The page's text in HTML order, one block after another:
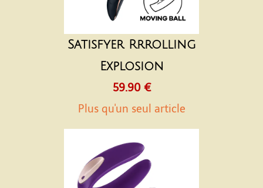
Satisfyer Rrrolling
Explosion
59.90 €
Plus qu'un seul article